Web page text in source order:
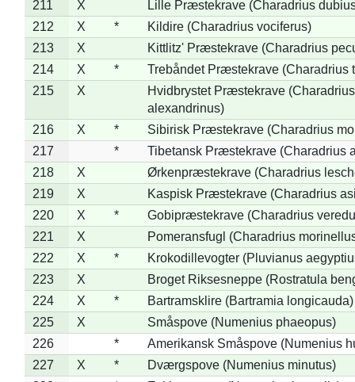
211
X
Lille Præstekrave (Charadrius
212
X *
Kildire (Charadrius vociferus)
213
X
Kittlitz' Præstekrave (Charadrius
214
X *
Trebåndet Præstekrave (Charadrius
215
X
Hvidbrystet Præstekrave (Charadrius
alexandrinus)
216
X *
Sibirisk Præstekrave (Charadrius
217
*
Tibetansk Præstekrave (Charadrius
218
X
Ørkenpræstekrave (Charadrius
219
X
Kaspisk Præstekrave (Charadrius
220
X *
Gobipræstekrave (Charadrius
221
X
Pomeransfugl (Charadrius
222
X *
Krokodillevogter (Pluvianus
223
X
Broget Riksesneppe (Rostratula
224
X *
Bartramsklire (Bartramia longicauda)
225
X
Småspove (Numenius phaeopus)
226
*
Amerikansk Småspove (Numenius
227
X *
Dværgspove (Numenius minutus)